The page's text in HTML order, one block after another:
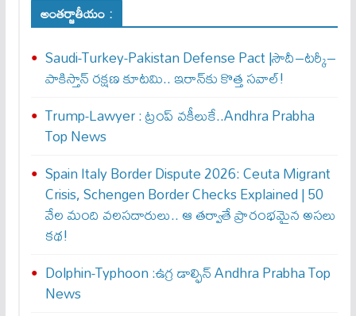
అంతర్జాతీయం :
Saudi-Turkey-Pakistan Defense Pact |సౌదీ–టర్కీ–
పాకిస్తాన్ రక్షణ కూటమి.. ఇరాన్‌కు కొత్త సవాల్!
Trump-Lawyer : ట్రంప్ వ‌కీలుకే..Andhra Prabha
Top News
Spain Italy Border Dispute 2026: Ceuta Migrant
Crisis, Schengen Border Checks Explained | 50
వేల మంది వలసదారులు.. ఆ తర్వాతే ప్రారంభ‌మైన అసలు
కథ!
Dolphin-Typhoon :ఉగ్ర డాల్ఫిన్ Andhra Prabha Top
News